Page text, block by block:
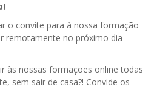
Conta
de IVA
SAFT
o convite para à nossa formação
remotamente no próximo dia
às nossas formações online todas
sem sair de casa?! Convide os